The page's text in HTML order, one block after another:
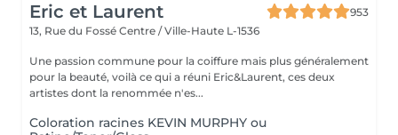
Eric et Laurent
953
13, Rue du Fossé Centre / Ville-Haute L-1536
Une passion commune pour la coiffure mais plus généralement
pour la beauté, voilà ce qui a réuni Eric&Laurent, ces deux
artistes dont la renommée n'es...
Coloration racines KEVIN MURPHY ou